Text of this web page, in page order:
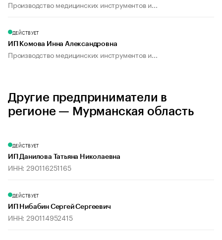
Производство медицинских инструментов и...
ДЕЙСТВУЕТ
ИП Комова Инна Александровна
Производство медицинских инструментов и...
Другие предприниматели в
регионе — Мурманская область
ДЕЙСТВУЕТ
ИП Данилова Татьяна Николаевна
ИНН: 290116251165
ДЕЙСТВУЕТ
ИП Нибабин Сергей Сергеевич
ИНН: 290114952415